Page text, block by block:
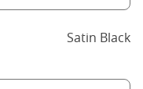
Satin Black